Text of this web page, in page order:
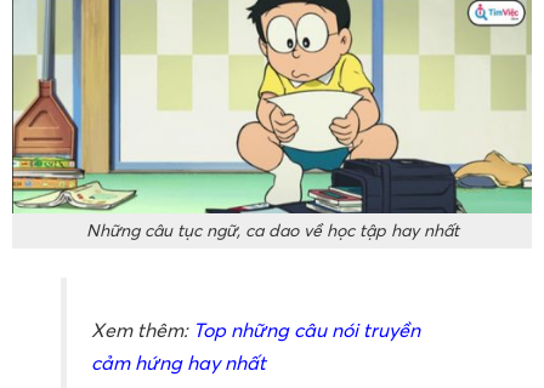
Những câu tục ngữ, ca dao về học tập hay nhất
Xem thêm: Top những câu nói truyền
cảm hứng hay nhất